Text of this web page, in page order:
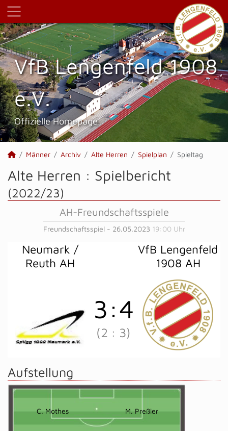
VfB Lengenfeld 1908
e.V.
Offizielle Homepage
Männer Archiv Alte Herren Spielplan Spieltag
Alte Herren : Spielbericht
(2022/23)
AH-Freundschaftsspiele
Freundschaftsspiel - 26.05.2023 19:00 Uhr
Neumark /
Reuth AH
VfB Lengenfeld
1908 AH
3 :4
(2 : 3)
Aufstellung
C. Mothes M. Preßler